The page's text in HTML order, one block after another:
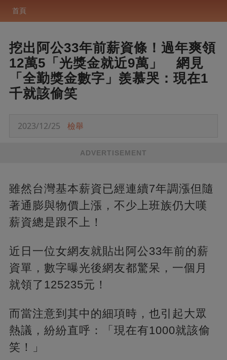
首頁
挖出阿公33年前薪資條！過年爽領
12萬5「光獎金就近9萬」 網見
「全勤獎金數字」羨慕哭：現在1
千就該偷笑
2023/12/25 檢舉
ADVERTISEMENT
雖然台灣基本薪資已經連續7年調漲但隨
著通膨與物價上漲，不少上班族仍大嘆
薪資總是跟不上！
近日一位女網友就貼出阿公33年前的薪
資單，數字曝光後網友都驚呆，一個月
就領了125235元！
而當注意到其中的細項時，也引起大眾
熱議，紛紛直呼：「現在有1000就該偷
笑！」